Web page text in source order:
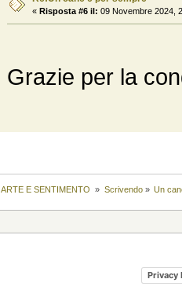
« Risposta #6 il: 09 Novembre 2024,
Grazie per la
ARTE E SENTIMENTO » Scrivendo» Un
Privacy